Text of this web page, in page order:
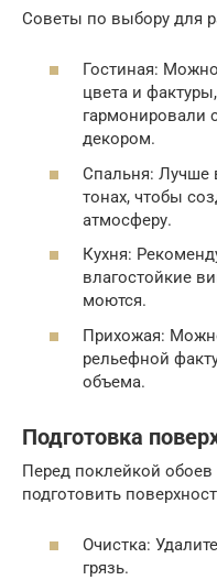
Советы по выбору для
Гостиная:
цвета и
гармонировали
декором.
Спальня: Лучше
тонах, чтобы
атмосферу.
Кухня:
влагостойкие
моются.
Прихожая:
рельефной
объема.
Подготовка
Перед поклейкой
подготовить
Очистка:
грязь.